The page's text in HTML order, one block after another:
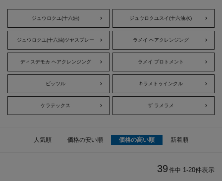
ジュウロクユ(十六油) ジュウロクユスイ(十六油水)
ジュウロクユ(十六油)ツヤスプレー ラメイ ヘアクレンジング
ディスデモカ ヘアクレンジング ラメイ プロトメント
ビッツル キラメトゥインクル
ケラテックス ザ ラメラメ
人気順 価格の安い順 価格の高い順 新着順
39 件中 1-20件表示